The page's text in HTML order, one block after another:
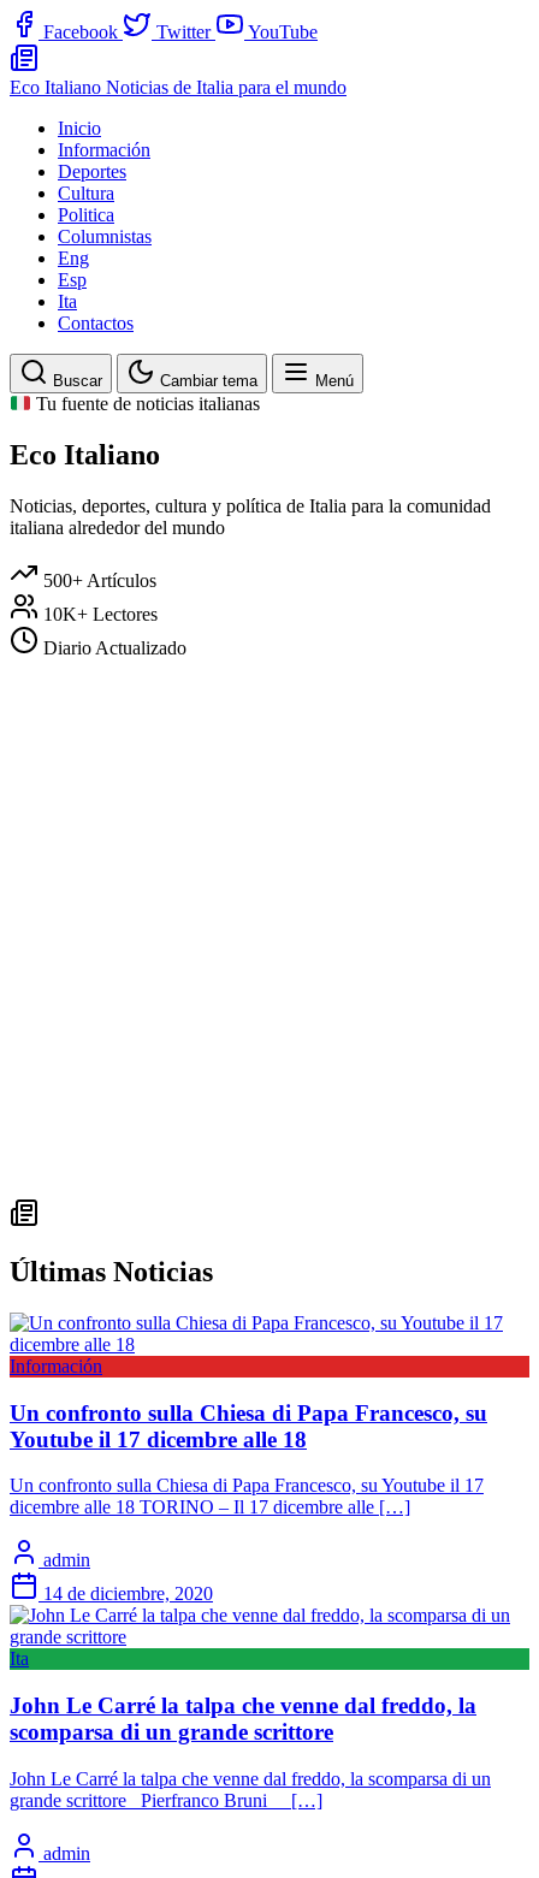
Facebook Twitter YouTube
Eco Italiano Noticias de Italia para el mundo
Inicio
Información
Deportes
Cultura
Politica
Columnistas
Eng
Esp
Ita
Contactos
Buscar Cambiar tema Menú
Tu fuente de noticias italianas
Eco Italiano
Noticias, deportes, cultura y política de Italia para la comunidad
italiana alrededor del mundo
500+ Artículos
10K+ Lectores
Diario Actualizado
Últimas Noticias
Información
Un confronto sulla Chiesa di Papa Francesco, su
Youtube il 17 dicembre alle 18
Un confronto sulla Chiesa di Papa Francesco, su Youtube il 17
dicembre alle 18 TORINO – Il 17 dicembre alle […]
admin
14 de diciembre, 2020
Ita
John Le Carré la talpa che venne dal freddo, la
scomparsa di un grande scrittore
John Le Carré la talpa che venne dal freddo, la scomparsa di un
grande scrittore Pierfranco Bruni […]
admin